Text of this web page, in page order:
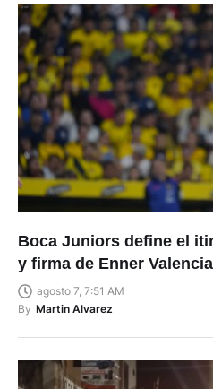
Boca Juniors define el
y firma de Enner Valencia
agosto 7, 7:51 AM
By Martin Alvarez